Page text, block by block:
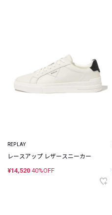
REPLAY
レースアップ レザースニーカー
¥14,520 40%OFF